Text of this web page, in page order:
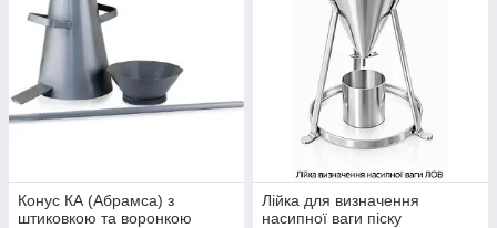
Конус КА (Абрамса) з
штиковкою та воронкою
Лійка для визначення
насипної ваги піску